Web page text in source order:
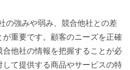
の強みや弱み、競合他社との差
重要です。顧客のニーズを正確
他社の情報を把握することが必
て提供する商品やサービスの特